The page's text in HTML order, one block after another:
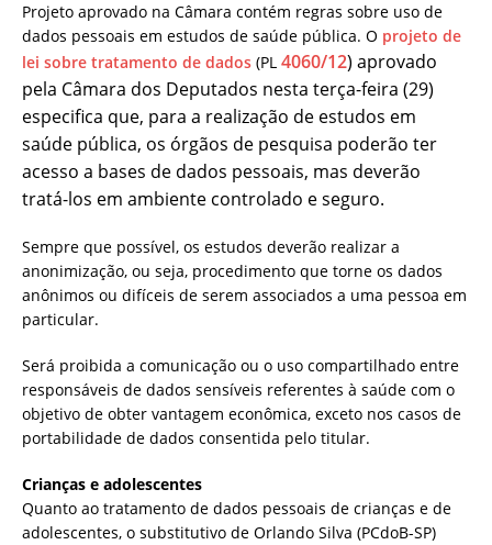
Projeto aprovado na Câmara contém regras sobre uso de
dados pessoais em estudos de saúde pública. O projeto de
lei sobre tratamento de dados (PL 4060/12) aprovado
pela Câmara dos Deputados nesta terça-feira (29)
especifica que, para a realização de estudos em
saúde pública, os órgãos de pesquisa poderão ter
acesso a bases de dados pessoais, mas deverão
tratá-los em ambiente controlado e seguro.
Sempre que possível, os estudos deverão realizar a
anonimização, ou seja, procedimento que torne os dados
anônimos ou difíceis de serem associados a uma pessoa em
particular.
Será proibida a comunicação ou o uso compartilhado entre
responsáveis de dados sensíveis referentes à saúde com o
objetivo de obter vantagem econômica, exceto nos casos de
portabilidade de dados consentida pelo titular.
Crianças e adolescentes
Quanto ao tratamento de dados pessoais de crianças e de
adolescentes, o substitutivo de Orlando Silva (PCdoB-SP)